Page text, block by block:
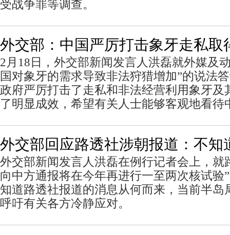
受战争罪等调查。
外交部：中国严厉打击象牙走私取
2月18日，外交部新闻发言人洪磊就外媒及
国对象牙的需求导致非法狩猎增加”的说法
政府严厉打击了走私和非法经营利用象牙及
了明显成效，希望有关人士能够客观地看待
外交部回应路透社涉朝报道：不知
外交部新闻发言人洪磊在例行记者会上，就
向中方通报将在今年再进行一至两次核试验
知道路透社报道的消息从何而来，当前半岛
呼吁有关各方冷静应对。